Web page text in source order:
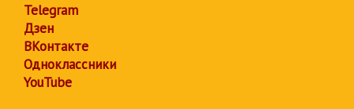
Telegram
Дзен
ВКонтакте
Одноклассники
YouTube